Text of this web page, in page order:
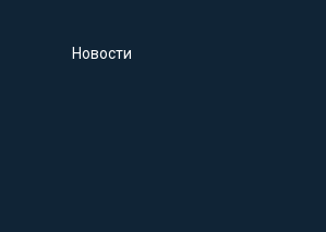
Новости